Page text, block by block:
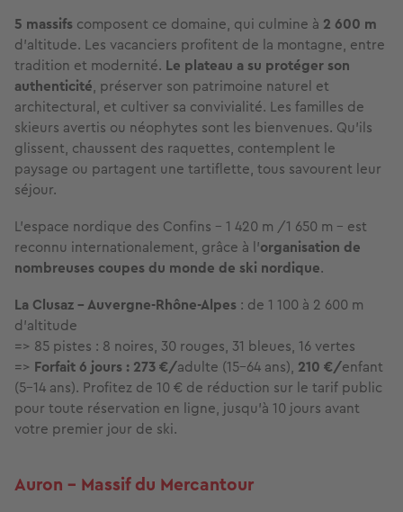
5 massifs composent ce domaine, qui culmine à 2 600 m
d’altitude. Les vacanciers profitent de la montagne, entre
tradition et modernité. Le plateau a su protéger son
authenticité, préserver son patrimoine naturel et
architectural, et cultiver sa convivialité. Les familles de
skieurs avertis ou néophytes sont les bienvenues. Qu’ils
glissent, chaussent des raquettes, contemplent le
paysage ou partagent une tartiflette, tous savourent leur
séjour.
L’espace nordique des Confins – 1 420 m /1 650 m – est
reconnu internationalement, grâce à l'organisation de
nombreuses coupes du monde de ski nordique.
La Clusaz - Auvergne-Rhône-Alpes : de 1 100 à 2 600 m
d'altitude
=> 85 pistes : 8 noires, 30 rouges, 31 bleues, 16 vertes
=> Forfait 6 jours : 273 €/adulte (15-64 ans), 210 €/enfant
(5-14 ans). Profitez de 10 € de réduction sur le tarif public
pour toute réservation en ligne, jusqu'à 10 jours avant
votre premier jour de ski.
Auron - Massif du Mercantour